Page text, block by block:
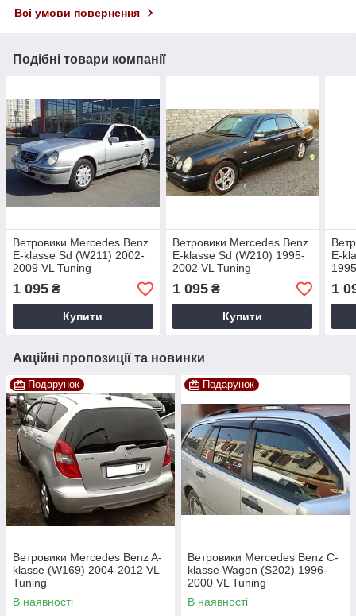
Всі умови повернення
Подібні товари компанії
Ветровики Mercedes Benz
E-klasse Sd (W211) 2002-
2009 VL Tuning
1 095 ₴
Купити
Ветровики Mercedes Benz
E-klasse Sd (W210) 1995-
2002 VL Tuning
1 095₴
Купити
E-
1
Акційні пропозиції та новинки
Подарунок
Ветровики Mercedes Benz A-
klasse (W169) 2004-2012 VL
Tuning
В наявності
Подарунок
Ветровики Mercedes Benz C-
klasse Wagon (S202) 1996-
2000 VL Tuning
В наявності